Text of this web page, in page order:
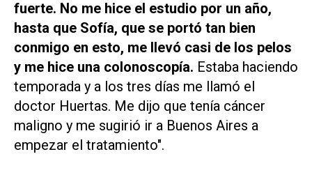
fuerte. No me hice el estudio por un año,
hasta que Sofía, que se portó tan bien
conmigo en esto, me llevó casi de los pelos
y me hice una colonoscopía. Estaba haciendo
temporada y a los tres días me llamó el
doctor Huertas. Me dijo que tenía cáncer
maligno y me sugirió ir a Buenos Aires a
empezar el tratamiento".